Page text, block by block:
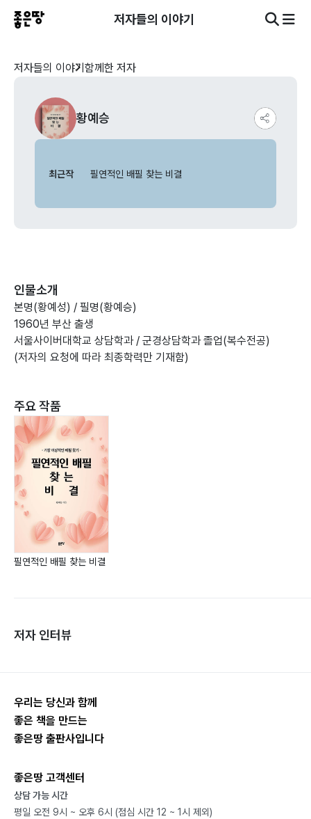
저자들의 이야기
저자들의 이야기 함께한 저자
황예승
최근작 필연적인 배필 찾는 비결
인물소개
본명(황예성) / 필명(황예승)
1960년 부산 출생
서울사이버대학교 상담학과 / 군경상담학과 졸업(복수전공)
(저자의 요청에 따라 최종학력만 기재함)
주요 작품
필연적인 배필 찾는 비결
저자 인터뷰
우리는 당신과 함께
좋은 책을 만드는
좋은땅 출판사입니다
좋은땅 고객센터
상담 가능 시간
평일 오전 9시 ~ 오후 6시 (점심 시간 12 ~ 1시 제외)